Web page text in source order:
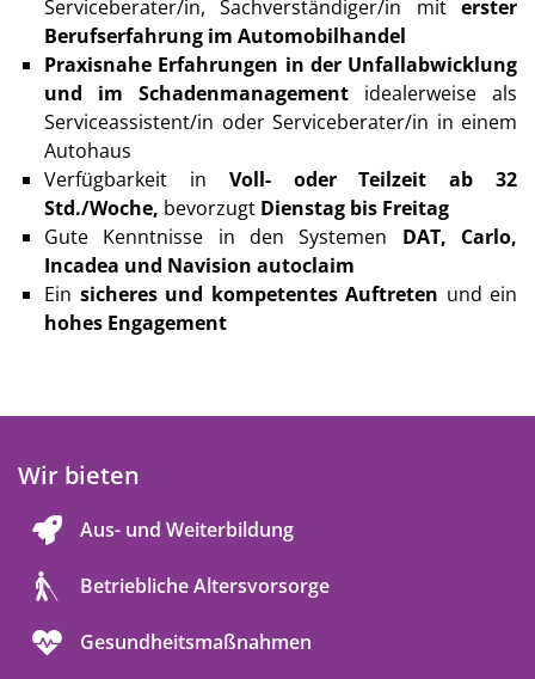
Serviceberater/in, Sachverständiger/in mit erster
Berufserfahrung im Automobilhandel
Praxisnahe Erfahrungen in der Unfallabwicklung
und im Schadenmanagement idealerweise als
Serviceassistent/in oder Serviceberater/in in einem
Autohaus
Verfügbarkeit in Voll- oder Teilzeit ab 32
Std./Woche, bevorzugt Dienstag bis Freitag
Gute Kenntnisse in den Systemen DAT, Carlo,
Incadea und Navision autoclaim
Ein sicheres und kompetentes Auftreten und ein
hohes Engagement
Wir bieten
Aus- und Weiterbildung
Betriebliche Altersvorsorge
Gesundheitsmaßnahmen